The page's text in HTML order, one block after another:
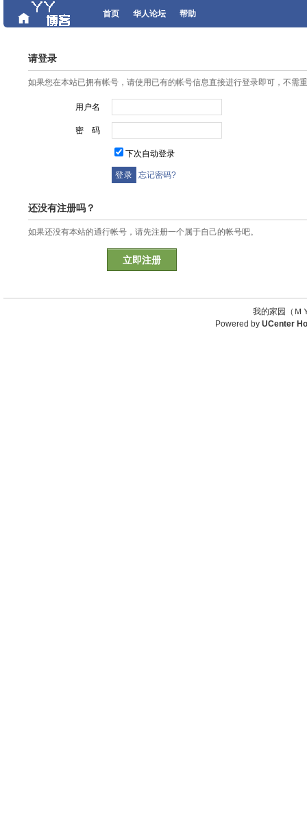
首页 华人论坛 帮助
请登录
如果您在本站已拥有帐号，请使用已有的帐号信息直接进行登录即可，不需
用户名
密 码
下次自动登录
忘记密码?
还没有注册吗？
如果还没有本站的通行帐号，请先注册一个属于自己的帐号吧。
立即注册
我的家园（
Powered by UCenter